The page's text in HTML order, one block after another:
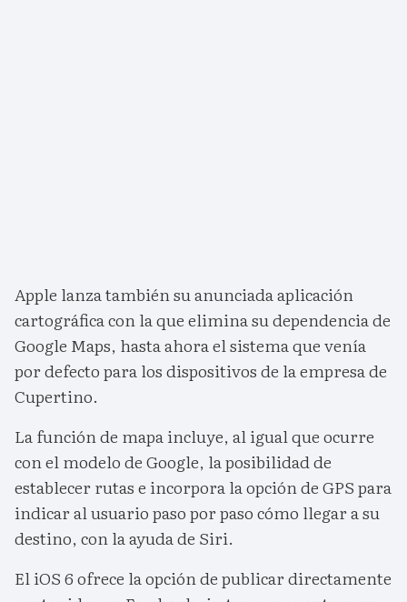
Apple lanza también su anunciada aplicación
cartográfica con la que elimina su dependencia de
Google Maps, hasta ahora el sistema que venía
por defecto para los dispositivos de la empresa de
Cupertino.
La función de mapa incluye, al igual que ocurre
con el modelo de Google, la posibilidad de
establecer rutas e incorpora la opción de GPS para
indicar al usuario paso por paso cómo llegar a su
destino, con la ayuda de Siri.
El iOS 6 ofrece la opción de publicar directamente